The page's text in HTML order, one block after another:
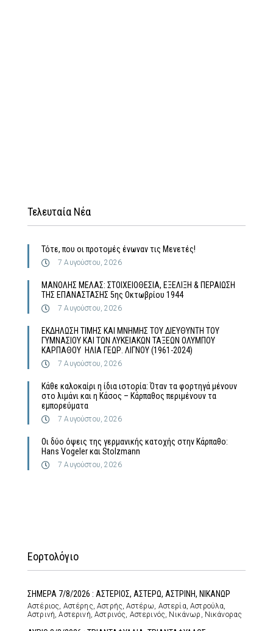
Τελευταία Νέα
Τότε, που οι προτομές ένωναν τις Μενετές!
7 Αυγούστου, 2026
MΑΝΟΛΗΣ ΜΕΛΑΣ: ΣΤΟΙΧΕΙΟΘΕΣΙΑ, ΕΞΕΛΙΞΗ & ΠΕΡΑΙΩΣΗ
ΤΗΣ ΕΠΑΝΑΣΤΑΣΗΣ 5ης Οκτωβρίου 1944
7 Αυγούστου, 2026
ΕΚΔΗΛΩΣΗ ΤΙΜΗΣ ΚΑΙ ΜΝΗΜΗΣ ΤΟΥ ΔΙΕΥΘΥΝΤΗ ΤΟΥ
ΓΥΜΝΑΣΙΟΥ ΚΑΙ ΤΩΝ ΛΥΚΕΙΑΚΩΝ ΤΑΞΕΩΝ ΟΛΥΜΠΟΥ
ΚΑΡΠΑΘΟΥ ΗΛΙΑ ΓΕΩΡ. ΛΙΓΝΟΥ (1961-2024)
7 Αυγούστου, 2026
Κάθε καλοκαίρι η ίδια ιστορία: Όταν τα φορτηγά μένουν
στο λιμάνι και η Κάσος – Κάρπαθος περιμένουν τα
εμπορεύματα
7 Αυγούστου, 2026
Οι δύο όψεις της γερμανικής κατοχής στην Κάρπαθο:
Hans Vogeler και Stolzmann
7 Αυγούστου, 2026
Εορτολόγιο
ΣΗΜΕΡΑ 7/8/2026 : ΑΣΤΕΡΙΟΣ, ΑΣΤΕΡΩ, ΑΣΤΡΙΝΗ, ΝΙΚΑΝΩΡ
Αστέριος, Αστέρης, Αστρής, Αστέρω, Αστερία, Αστρούλα,
Αστρινή, Αστερινή, Αστρινός, Αστερινός, Νικάνωρ, Νικάνορας